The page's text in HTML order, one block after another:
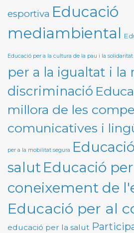
esportiva Educació
mediambiental
Educació per a la cultura de la pau i la solidaritat
per a la igualtat i la
discriminació
millora de les
comunicatives i
per a la mobilitat segura
salut Educació
coneixement de
Educació per al
educació per la salut